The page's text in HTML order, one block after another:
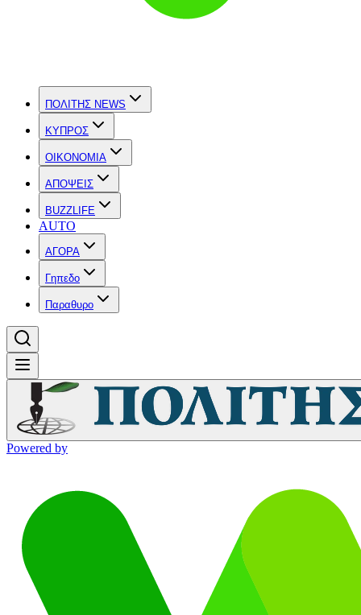
ΠΟΛΙΤΗΣ NEWS
ΚΥΠΡΟΣ
OIKONOMIA
ΑΠΟΨΕΙΣ
BUZZLIFE
AUTO
ΑΓΟΡΑ
Γηπεδο
Παραθυρο
Powered by